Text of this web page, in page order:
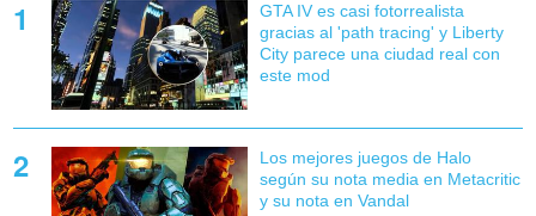
GTA IV es casi fotorrealista
gracias al 'path tracing' y Liberty
City parece una ciudad real con
este mod
Los mejores juegos de Halo
según su nota media en Metacritic
y su nota en Vandal